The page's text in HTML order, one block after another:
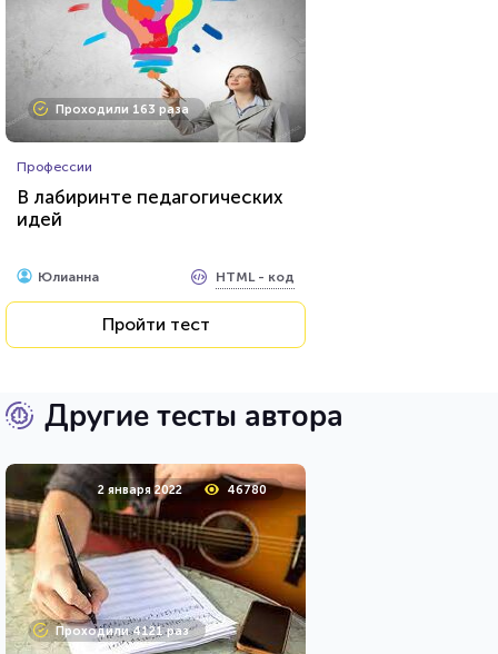
Проходили 163 раза
Профессии
В лабиринте педагогических
идей
Юлианна HTML - код
Пройти тест
Другие тесты автора
2 января 2022 46780
Проходили 4121 раз